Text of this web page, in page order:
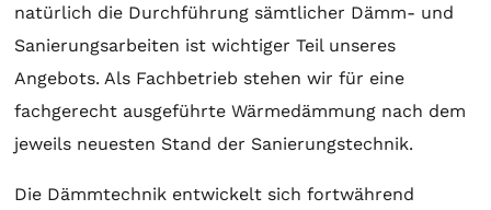
natürlich die Durchführung sämtlicher Dämm- und
Sanierungsarbeiten ist wichtiger Teil unseres
Angebots. Als Fachbetrieb stehen wir für eine
fachgerecht ausgeführte Wärmedämmung nach dem
jeweils neuesten Stand der Sanierungstechnik.
Die Dämmtechnik entwickelt sich fortwährend